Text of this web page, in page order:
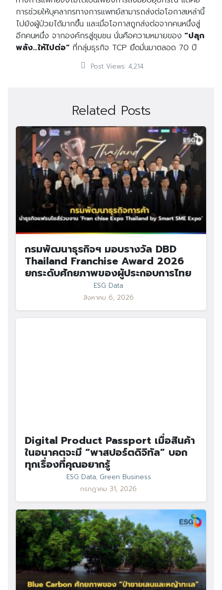
การช่วยให้บุคลากรทางการแพทย์สามารถส่งต่อโอกาสเหล่านี้
ไปยังผู้ป่วยได้มากขึ้น และเมื่อโอกาสถูกส่งต่อจากคนหนึ่งสู่
อีกคนหนึ่ง จากองค์กรสู่ชุมชน นั่นคือความหมายของ “ปลุก
พลัง…ให้ไปต่อ” ที่กลุ่มธุรกิจ TCP ยึดมั่นมาตลอด 70 ปี
Post Views: 4,214
Related Posts
กรมพัฒนาธุรกิจฯ มอบรางวัล DBD
Thailand Franchise Award 2026
ยกระดับศักยภาพของผู้ประกอบการไทย
ESG Data
สิงหาคม 6, 2026
Digital Product Passport เมื่อสินค้า
ในอนาคตจะมี “พาสปอร์ตดิจิทัล” บอก
ทุกเรื่องที่คุณอยากรู้
ESG Data, Green Business
กรกฎาคม 31, 2026